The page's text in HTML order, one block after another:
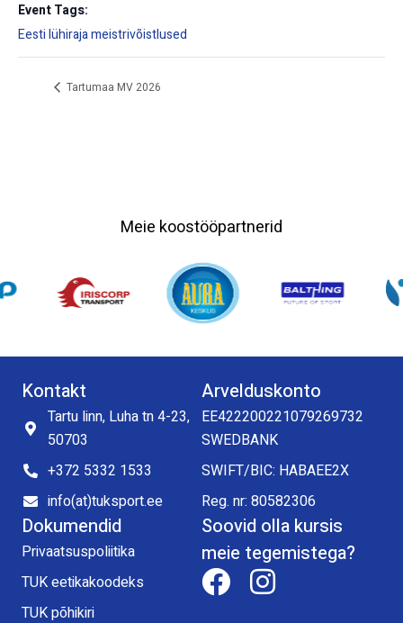
Event Tags:
Eesti lühiraja meistrivõistlused
Tartumaa MV 2026
Meie koostööpartnerid
Kontakt
Tartu linn, Luha tn 4-23,
50703
+372 5332 1533
info(at)tuksport.ee
Arvelduskonto
EE422200221079269732
SWEDBANK
SWIFT/BIC: HABAEE2X
Reg. nr: 80582306
Dokumendid
Privaatsuspoliitika
TUK eetikakoodeks
TUK põhikiri
Soovid olla kursis
meie tegemistega?